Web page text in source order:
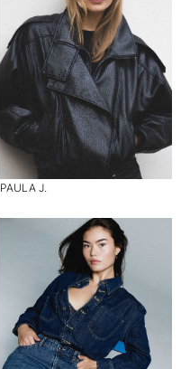
PAULA J.